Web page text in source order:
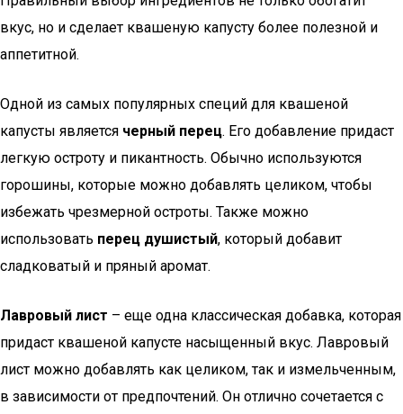
вкус, но и сделает квашеную капусту более полезной и
аппетитной.
Одной из самых популярных специй для квашеной
капусты является черный перец. Его добавление придаст
легкую остроту и пикантность. Обычно используются
горошины, которые можно добавлять целиком, чтобы
избежать чрезмерной остроты. Также можно
использовать перец душистый, который добавит
сладковатый и пряный аромат.
Лавровый лист – еще одна классическая добавка, которая
придаст квашеной капусте насыщенный вкус. Лавровый
лист можно добавлять как целиком, так и измельченным,
в зависимости от предпочтений. Он отлично сочетается с